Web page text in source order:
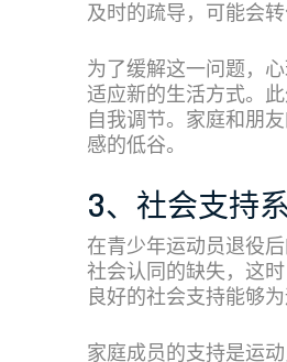
及时的疏导，可能会
为了缓解这一问题，
适应新的生活方式。
自我调节。家庭和朋
感的低谷。
3、社会支持
在青少年运动员退役
社会认同的缺失，这
良好的社会支持能够
家庭成员的支持是运